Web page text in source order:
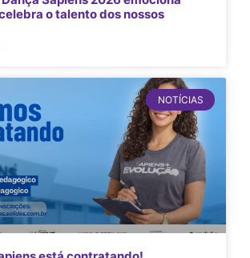
o talento dos nossos
NOTÍCIAS